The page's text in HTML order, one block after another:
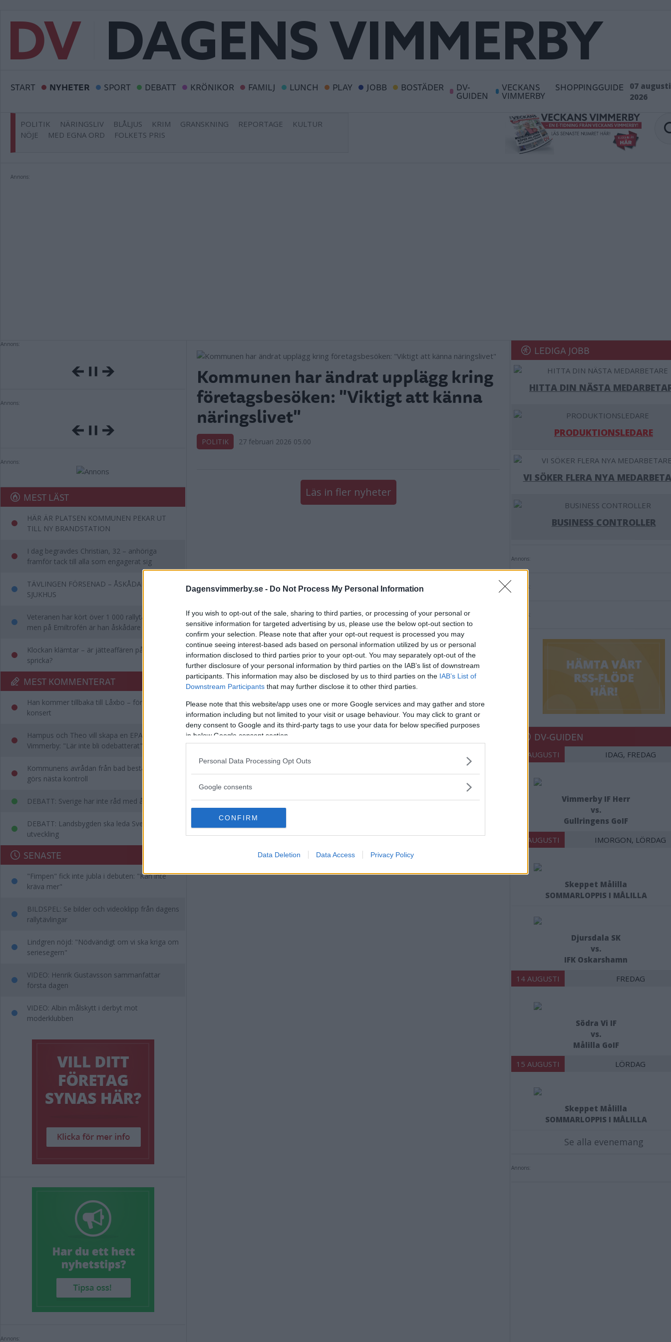
Dagensvimmerby.se - Do Not Process My Personal Information
If you wish to opt-out of the sale, sharing to third parties, or processing of your personal or
sensitive information for targeted advertising by us, please use the below opt-out section to
confirm your selection. Please note that after your opt-out request is processed you may
continue seeing interest-based ads based on personal information utilized by us or personal
information disclosed to third parties prior to your opt-out. You may separately opt-out of the
further disclosure of your personal information by third parties on the IAB’s list of downstream
participants. This information may also be disclosed by us to third parties on the IAB’s List of
Downstream Participants that may further disclose it to other third parties.
Please note that this website/app uses one or more Google services and may gather and store
information including but not limited to your visit or usage behaviour. You may click to grant or
deny consent to Google and its third-party tags to use your data for below specified purposes
in below Google consent section.
Personal Data Processing Opt Outs
Google consents
CONFIRM
Data Deletion Data Access Privacy Policy
START NYHETER SPORT DEBATT KRÖNIKOR FAMILJ LUNCH PLAY JOBB BOSTÄDER DV-
GUIDEN
VECKANS
VIMMERBY
SHOPPINGGUIDE
07 augusti
2026
POLITIK NÄRINGSLIV BLÅLJUS KRIM GRANSKNING REPORTAGE
KULTUR
NÖJE
MED EGNA ORD FOLKETS PRIS
Annons:
Annons:
Annons:
Annons:
MEST LÄST
HÄR ÄR PLATSEN KOMMUNEN PEKAR UT
TILL NY BRANDSTATION
I dag begravdes Christian, 32 – anhöriga
framför tack till alla som engagerat sig
TÄVLINGEN FÖRSENAD – ÅSKÅDARE TILL
SJUKHUS
Veteranen har kört över 1 000 rallytävlingar –
men på Emiltrofén är han åskådare
Klockan klämtar – är jätteaffären på väg att
spricka?
MEST KOMMENTERAT
Han kommer tillbaka till Låxbo – för egen
konsert
Hampus och Theo vill skapa en EPA-slinga i
Vimmerby: "Lär inte bli odebatterat"
Kommunens avrådan från bad består – då
görs nästa kontroll
DEBATT: Sverige har inte råd med ålderism
DEBATT: Landsbygden ska leda Sveriges
utveckling
SENASTE
"Fimpen" fick inte jubla i debuten: "Kan inte
kräva mer"
BILDSPEL: Se bilder och videoklipp från dagens
rallytävlingar
Lindgren nöjd: "Nödvändigt om vi ska kriga om
seriesegern"
VIDEO: Henrik Gustavsson sammanfattar
första dagen
VIDEO: Albin målskytt i derbyt mot
moderklubben
Annons:
Kommunen har ändrat upplägg kring
företagsbesöken: "Viktigt att känna
näringslivet"
POLITIK 27 februari 2026 05.00
Läs in fler nyheter
LEDIGA JOBB
HITTA DIN NÄSTA
PRODUKTIONSLEDARE
VI SÖKER FLERA NYA
BUSINESS CONTROLLER
Annons:
Annons:
Annons:
DV-GUIDEN
07 AUGUSTI IDAG, FREDAG
Vimmerby IF Herr
vs.
Gullringens GoIF
08 AUGUSTI IMORGON, LÖRDAG
Skeppet Målilla
SOMMARLOPPIS I MÅLILLA
Djursdala SK
vs.
IFK Oskarshamn
14 AUGUSTI FREDAG
Södra Vi IF
vs.
Målilla GoIF
15 AUGUSTI LÖRDAG
Skeppet Målilla
SOMMARLOPPIS I MÅLILLA
Se alla evenemang
Annons: